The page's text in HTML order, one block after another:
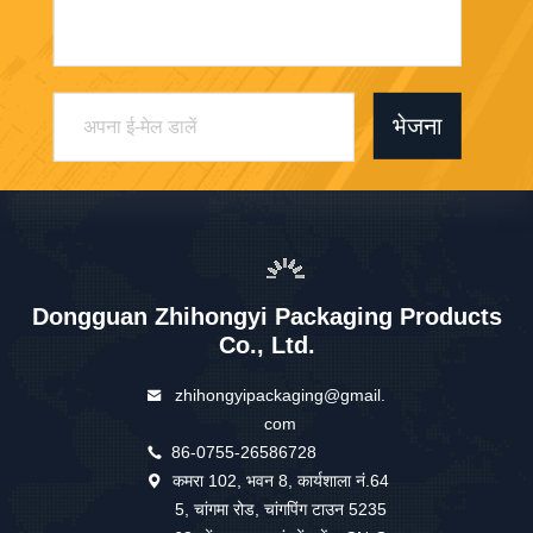
भेजना
Dongguan Zhihongyi Packaging Products
Co., Ltd.
zhihongyipackaging@gmail.
com
86-0755-26586728
कमरा 102, भवन 8, कार्यशाला नं.64
5, चांगमा रोड, चांगपिंग टाउन 5235